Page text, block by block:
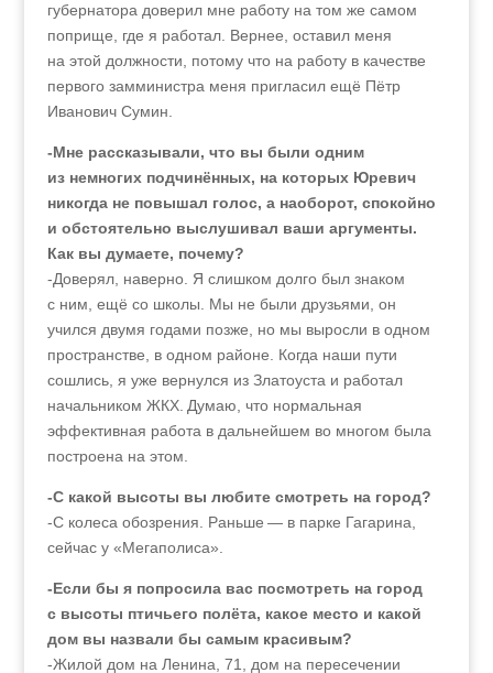
губернатора доверил мне работу на том же самом
поприще, где я работал. Вернее, оставил меня
на этой должности, потому что на работу в качестве
первого замминистра меня пригласил ещё Пётр
Иванович Сумин.
-Мне рассказывали, что вы были одним
из немногих подчинённых, на которых Юревич
никогда не повышал голос, а наоборот, спокойно
и обстоятельно выслушивал ваши аргументы.
Как вы думаете, почему?
-Доверял, наверно. Я слишком долго был знаком
с ним, ещё со школы. Мы не были друзьями, он
учился двумя годами позже, но мы выросли в одном
пространстве, в одном районе. Когда наши пути
сошлись, я уже вернулся из Златоуста и работал
начальником ЖКХ. Думаю, что нормальная
эффективная работа в дальнейшем во многом была
построена на этом.
-С какой высоты вы любите смотреть на город?
-С колеса обозрения. Раньше — в парке Гагарина,
сейчас у «Мегаполиса».
-Если бы я попросила вас посмотреть на город
с высоты птичьего полёта, какое место и какой
дом вы назвали бы самым красивым?
-Жилой дом на Ленина, 71, дом на пересечении